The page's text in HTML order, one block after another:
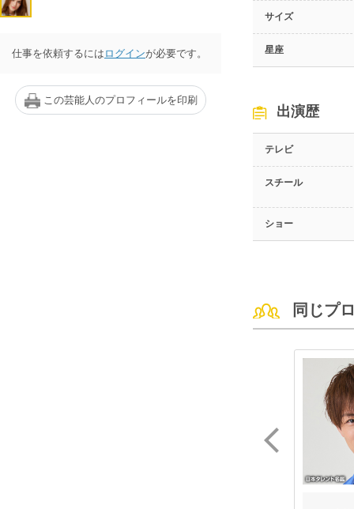
仕事を依頼するには ログインが必要です。
この芸能人のプロフィールを印刷
サイズ
星座
出演歴
テレビ
スチール
ショー
同じプ